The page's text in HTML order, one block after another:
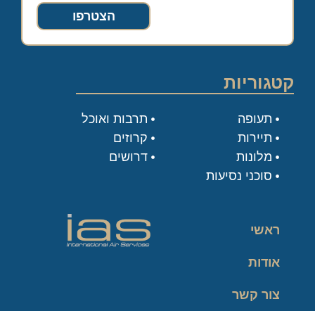
הצטרפו
קטגוריות
תעופה
תיירות
מלונות
סוכני נסיעות
תרבות ואוכל
קרוזים
דרושים
ראשי
אודות
צור קשר